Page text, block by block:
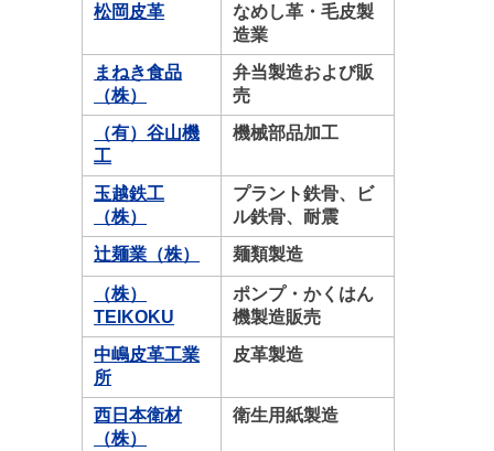
松岡皮革
なめし革・毛皮製
造業
まねき食品
（株）
弁当製造および販
売
（有）谷山機
工
機械部品加工
玉越鉄工
（株）
プラント鉄骨、ビ
ル鉄骨、耐震
辻麺業（株）
麺類製造
（株）
TEIKOKU
ポンプ・かくはん
機製造販売
中嶋皮革工業
所
皮革製造
西日本衛材
（株）
衛生用紙製造